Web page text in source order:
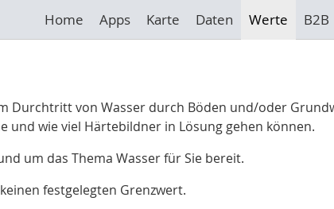
Home Apps Karte Daten Werte B2B
Durchtritt von Wasser durch Böden und/oder
und wie viel Härtebildner in Lösung gehen können.
um das Thema Wasser für Sie bereit.
festgelegten Grenzwert.